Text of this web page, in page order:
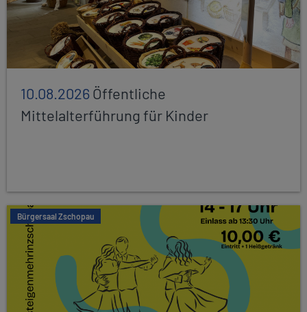
10.08.2026Öffentliche
Mittelalterführung für Kinder
Bürgersaal Zschopau